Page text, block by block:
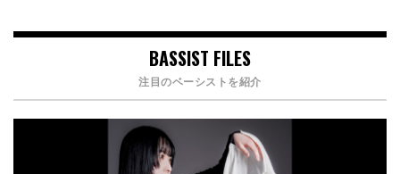
BASSIST FILES
注目のベーシストを紹介